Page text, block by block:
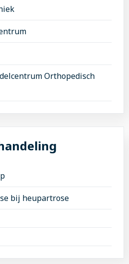
Orthopedisch
bij heupartrose